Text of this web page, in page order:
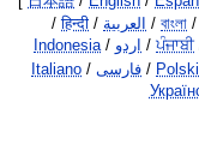
/हिन्दी / العربية / বাংলা /
Indonesia / اردو / ਪੰਜਾਬੀ
Italiano / فارسی / Polski